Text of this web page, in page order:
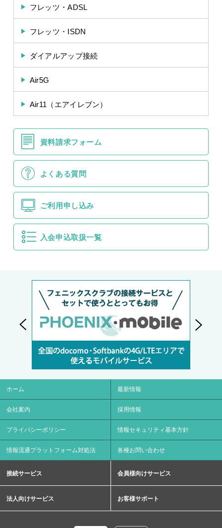
フレッツ・ADSL
フレッツ・ISDN
ダイアルアップ接続
Air5G
Air11（エアイレブン）
資料請求フォーム
よくある質問
ご利用申し込み
入会申込取扱一覧
ホーム 最新情報
会社案内 採用情報
プライバシーポリシー 情報セキュリティ基本方針
情報流通プラットフォーム対処法 各種お問い合わせ
接続サービス 会員様向けサービス
法人向けサービス お客様サポート